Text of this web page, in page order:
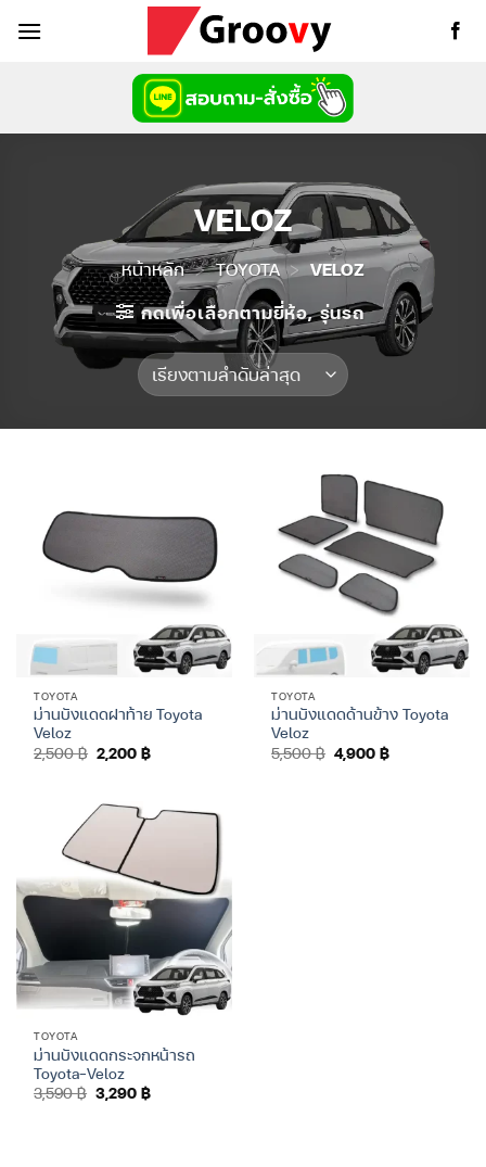
VELOZ
หน้าหลัก > TOYOTA > VELOZ
กดเพื่อเลือกตามยี่ห้อ, รุ่นรถ
TOYOTA
ม่านบังแดดฝาท้าย Toyota
Veloz
2,500฿ Original
price
2,200฿Current
price
TOYOTA
ม่านบังแดดด้านข้าง Toyota
Veloz
5,500฿ Original
price
4,900฿Current
price
TOYOTA
ม่านบังแดดกระจกหน้ารถ
Toyota-Veloz
3,590฿ Original
price
3,290฿Current